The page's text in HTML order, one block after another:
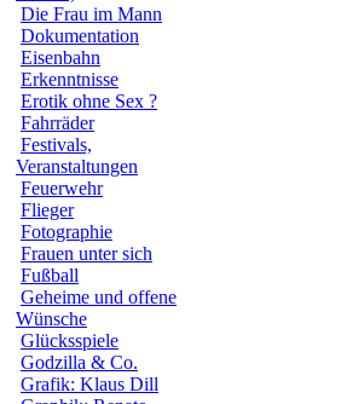
Die Frau im Mann
Dokumentation
Eisenbahn
Erkenntnisse
Erotik ohne Sex ?
Fahrräder
Festivals,
Veranstaltungen
Feuerwehr
Flieger
Fotographie
Frauen unter sich
Fußball
Geheime und offene
Wünsche
Glücksspiele
Godzilla & Co.
Grafik: Klaus Dill